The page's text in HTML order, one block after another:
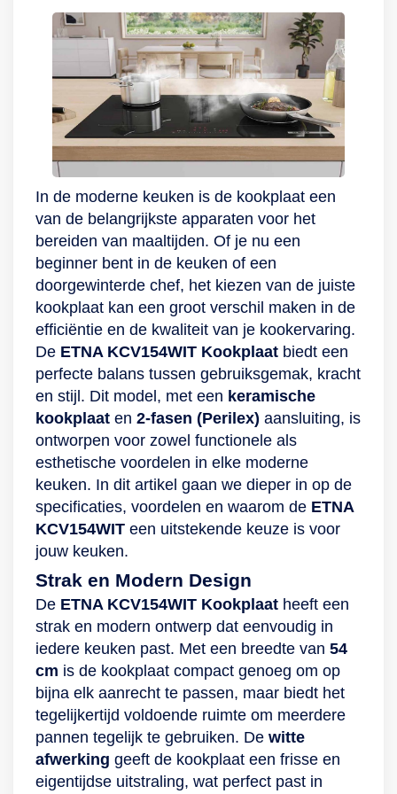
niet thuis bent. Je
kan controleren of je
een kookplaat hebt
laten aanstaan,
realtime meldingen
krijgen over de
status van je eten en
je kan een timer op
afstand instellen.
draaiknop, waarmee
je de temperatuur
instelt tussen de 60
en 240 °C. Dankzij
het hoge wattage
van 1800 watt warmt
de kookplaat snel
op en begin je snel
met koken. Verder is
de 303010 uitgerust
met een timer die je
tot maximaal 180
minuten kunt
instellen, en
schakelt hij zichzelf
automatisch uit
wanneer je de pan
van de plaat afhaalt.
Tot slot staat de
Princess-kookplaat
stabiel dankzij de
antislivoetjes en is
hij gemaakt van
milieuvriendelijk
zit in de verpakking:
Kookplaat en een
gebruikershandleiding
In de moderne keuken is de kookplaat een
van de belangrijkste apparaten voor het
bereiden van maaltijden. Of je nu een
beginner bent in de keuken of een
doorgewinterde chef, het kiezen van de juiste
kookplaat kan een groot verschil maken in de
efficiëntie en de kwaliteit van je kookervaring.
De ETNA KCV154WIT Kookplaat biedt een
perfecte balans tussen gebruiksgemak, kracht
en stijl. Dit model, met een keramische
kookplaat en 2-fasen (Perilex) aansluiting, is
ontworpen voor zowel functionele als
esthetische voordelen in elke moderne
keuken. In dit artikel gaan we dieper in op de
specificaties, voordelen en waarom de ETNA
KCV154WIT een uitstekende keuze is voor
jouw keuken.
Strak en Modern Design
De ETNA KCV154WIT Kookplaat heeft een
strak en modern ontwerp dat eenvoudig in
iedere keuken past. Met een breedte van 54
cm is de kookplaat compact genoeg om op
bijna elk aanrecht te passen, maar biedt het
tegelijkertijd voldoende ruimte om meerdere
pannen tegelijk te gebruiken. De witte
afwerking geeft de kookplaat een frisse en
eigentijdse uitstraling, wat perfect past in